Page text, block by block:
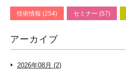
技術情報 (254) セミナー (57)
アーカイブ
2026年08月 (2)